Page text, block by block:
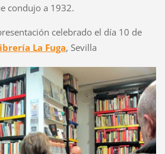
condujo a 1932.
celebrado el día 10 de
La Fuga, Sevilla